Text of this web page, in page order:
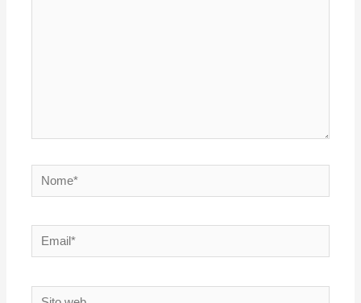
Nome*
Email*
Sito